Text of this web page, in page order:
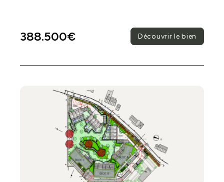
388.500€ Découvrir le bien